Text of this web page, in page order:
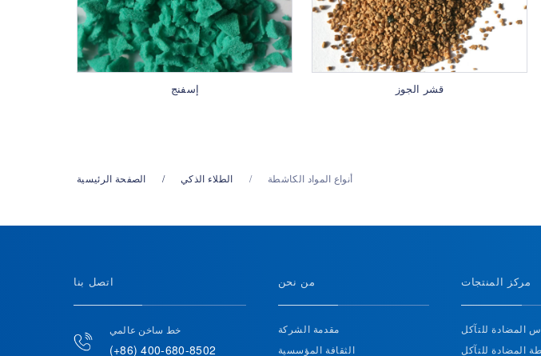
إسفنج قشر الجوز
الصفحة الرئيسية الطلاء الذكي أنواع المواد الكاشطة
اتصل بنا
خط ساخن عالمي
(+86) 400-680-8502
من نحن
مقدمة الشركة
الثقافة المؤسسية
مركز المنتجات
المضادة للتآكل
المضادة للتآكل